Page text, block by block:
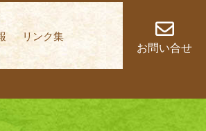
こと
リンク集
お問い合せ